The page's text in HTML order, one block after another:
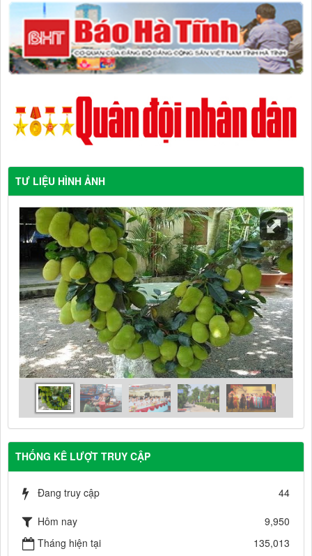
TƯ LIỆU HÌNH ẢNH
THỐNG KÊ LƯỢT TRUY CẬP
Đang truy cập 44
Hôm nay
9,950
Tháng hiện tại
135,013